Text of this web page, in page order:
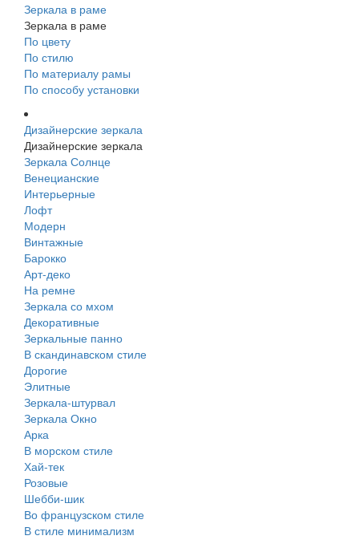
Зеркала в раме
Зеркала в раме
По цвету
По стилю
По материалу рамы
По способу установки
Дизайнерские зеркала
Дизайнерские зеркала
Зеркала Солнце
Венецианские
Интерьерные
Лофт
Модерн
Винтажные
Барокко
Арт-деко
На ремне
Зеркала со мхом
Декоративные
Зеркальные панно
В скандинавском стиле
Дорогие
Элитные
Зеркала-штурвал
Зеркала Окно
Арка
В морском стиле
Хай-тек
Розовые
Шебби-шик
Во французском стиле
В стиле минимализм